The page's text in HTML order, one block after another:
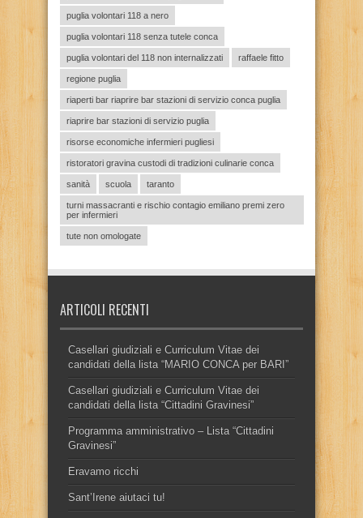
puglia volontari 118 a nero
puglia volontari 118 senza tutele conca
puglia volontari del 118 non internalizzati raffaele fitto
regione puglia
riaperti bar riaprire bar stazioni di servizio conca puglia
riaprire bar stazioni di servizio puglia
risorse economiche infermieri pugliesi
ristoratori gravina custodi di tradizioni culinarie conca
sanità scuola taranto
turni massacranti e rischio contagio emiliano premi zero
per infermieri
tute non omologate
ARTICOLI RECENTI
Casellari giudiziali e Curriculum Vitae dei
candidati della lista “MARIO CONCA per BARI”
Casellari giudiziali e Curriculum Vitae dei
candidati della lista “Cittadini Gravinesi”
Programma amministrativo – Lista “Cittadini
Gravinesi”
Eravamo ricchi
Sant’Irene aiutaci tu!